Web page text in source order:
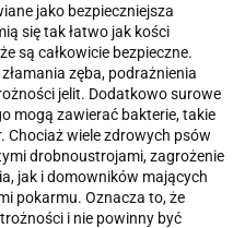
jako bezpieczniejsza
się tak łatwo jak kości
są całkowicie bezpieczne.
zęba, podrażnienia
jelit. Dodatkowo surowe
mogą zawierać bakterie, takie
Chociaż wiele zdrowych psów
drobnoustrojami, zagrożenie
jak i domowników mających
pokarmu. Oznacza to, że
i nie powinny być